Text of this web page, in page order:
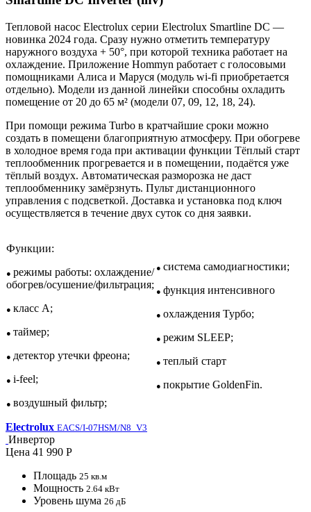
Тепловой насос Electrolux серии Electrolux Smartline DC —
новинка 2024 года. Сразу нужно отметить температуру
наружного воздуха + 50°, при которой техника работает на
охлаждение. Приложение Hommyn работает с голосовыми
помощниками Алиса и Маруся (модуль wi-fi приобретается
отдельно). Модели из данной линейки способны охладить
помещение от 20 до 65 м² (модели 07, 09, 12, 18, 24).
При помощи режима Turbo в кратчайшие сроки можно
создать в помещени благоприятную атмосферу. При обогреве
в холодное время года при активации функции Тёплый старт
теплообменник прогревается и в помещении, подаётся уже
тёплый воздух. Автоматическая разморозка не даст
теплообменнику замёрзнуть. Пульт дистанционного
управления с подсветкой. Доставка и установка под ключ
осуществляется в течение двух суток со дня заявки.
Функции:
● режимы работы: охлаждение/
обогрев/осушение/фильтрация;
● класс A;
● таймер;
● детектор утечки фреона;
● i-feel;
● воздушный фильтр;
● система самодиагностики;
● функция интенсивного
● охлаждения Турбо;
● режим SLEEP;
● теплый старт
● покрытие GoldenFin.
Electrolux EACS/I-07HSM/N8_V3
Инвертор
Цена 41 990 Р
Площадь 25 кв.м
Мощность 2.64 кВт
Уровень шума 26 дБ